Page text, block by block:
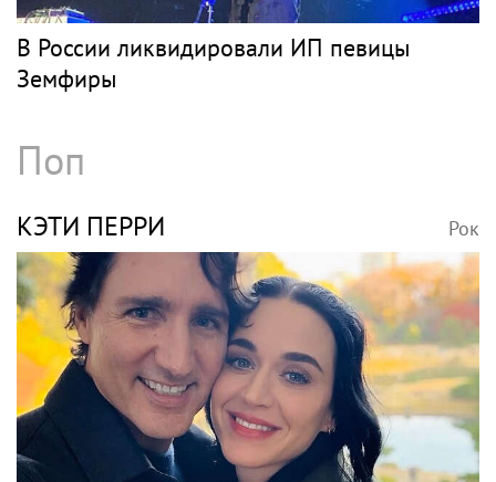
В России ликвидировали ИП певицы
Земфиры
Поп
КЭТИ ПЕРРИ Рок